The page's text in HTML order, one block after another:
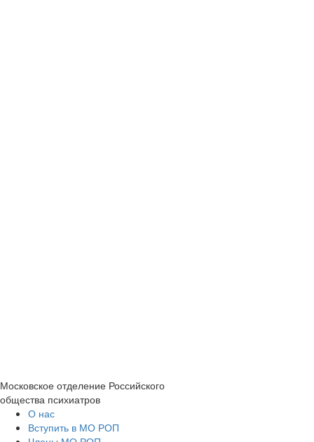
Московское отделение Российского
общества психиатров
О нас
Вступить в МО РОП